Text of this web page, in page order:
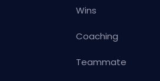
Wins
Coaching
Teammate